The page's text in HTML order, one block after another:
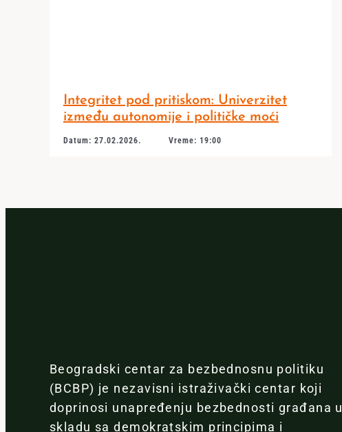
Integritet pod pritiskom: Univerzitet
između autonomije i političke moći
Datum: 27.02.2026. Vreme: 19:00
Beogradski centar za bezbednosnu politiku
(BCBP) je nezavisni istraživački centar koji
doprinosi unapređenju bezbednosti građana u
skladu sa demokratskim principima i